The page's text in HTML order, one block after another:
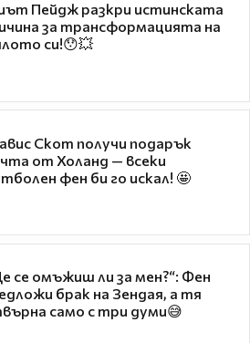
Пейдж разкри истинската
за трансформацията на
си!😯💥
Скот получи подарък
от Холанд — всеки
фен би го искал! 🤩
се омъжиш ли за мен?“: Фен
брак на Зендая, а тя
само с три думи😅